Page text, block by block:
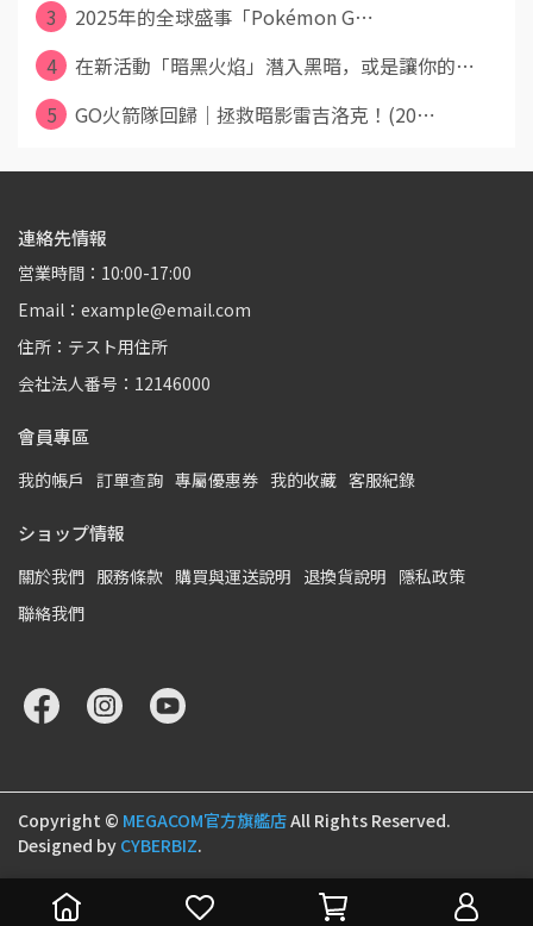
3
2025年的全球盛事「Pokémon G⋯
4
在新活動「暗黑火焰」潛入黑暗，或是讓你的⋯
5
GO火箭隊回歸｜拯救暗影雷吉洛克！(20⋯
連絡先情報
営業時間：10:00-17:00
Email：example@email.com
住所：テスト用住所
会社法人番号：12146000
會員專區
我的帳戶 訂單查詢 專屬優惠券 我的收藏 客服紀錄
ショップ情報
關於我們 服務條款 購買與運送說明 退換貨說明 隱私政策
聯絡我們
Copyright © MEGACOM官方旗艦店All Rights Reserved.
Designed by CYBERBIZ.